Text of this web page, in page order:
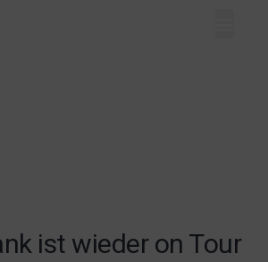
ist wieder on Tour